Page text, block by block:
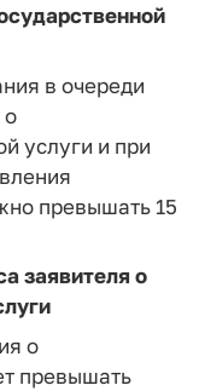
в очереди
о
услуги и при
превышать 15
заявителя о
о
превышать